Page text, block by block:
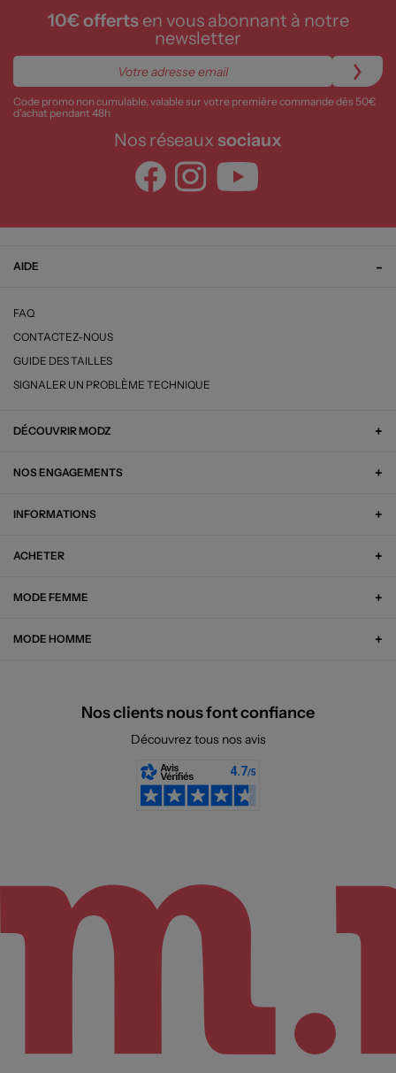
10€ offertsen vous abonnant à notre
newsletter
Code promo non cumulable, valable sur votre première commande dès 50€
d’achat pendant 48h
Nos réseaux sociaux
AIDE
FAQ
CONTACTEZ-NOUS
GUIDE DES TAILLES
SIGNALER UN PROBLÈME TECHNIQUE
DÉCOUVRIR MODZ
NOS ENGAGEMENTS
INFORMATIONS
ACHETER
MODE FEMME
MODE HOMME
Nos clients nous font confiance
Découvrez tous nos avis